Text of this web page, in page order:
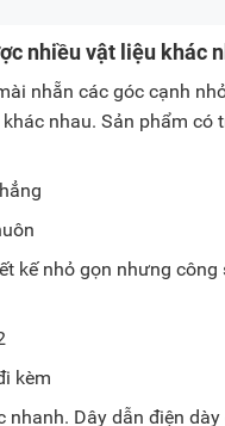
nhiều vật liệu khác
nhẵn các góc cạnh
nhau. Sản phẩm có
kế nhỏ gọn nhưng công
kèm
Dây dẫn điện